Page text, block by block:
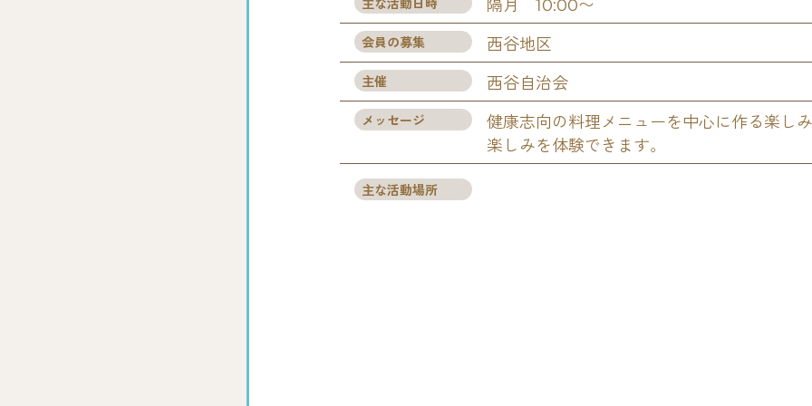
主な活動日時 隔月 10:00〜
会員の募集 西谷地区
主催 西谷自治会
メッセージ
健康志向の料理メニューを中心に作る楽し
楽しみを体験できます。
主な活動場所